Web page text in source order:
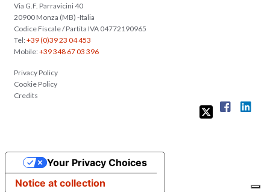
Via G.F. Parravicini 40
20900 Monza (MB) -Italia
Codice Fiscale / Partita IVA 04772190965
Tel:+39 (0)39 23 04 453
Mobile:+39 348 67 03 396
Privacy Policy
Cookie Policy
Credits
Notice at collection
Your Privacy Choices